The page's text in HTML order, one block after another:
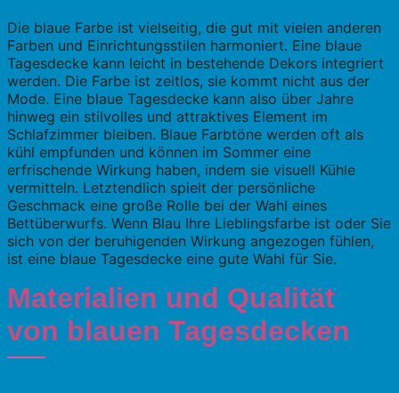
Die blaue Farbe ist vielseitig, die gut mit vielen anderen
Farben und Einrichtungsstilen harmoniert. Eine blaue
Tagesdecke kann leicht in bestehende Dekors integriert
werden. Die Farbe ist zeitlos, sie kommt nicht aus der
Mode. Eine blaue Tagesdecke kann also über Jahre
hinweg ein stilvolles und attraktives Element im
Schlafzimmer bleiben. Blaue Farbtöne werden oft als
kühl empfunden und können im Sommer eine
erfrischende Wirkung haben, indem sie visuell Kühle
vermitteln. Letztendlich spielt der persönliche
Geschmack eine große Rolle bei der Wahl eines
Bettüberwurfs. Wenn Blau Ihre Lieblingsfarbe ist oder Sie
sich von der beruhigenden Wirkung angezogen fühlen,
ist eine blaue Tagesdecke eine gute Wahl für Sie.
Materialien und Qualität
von blauen Tagesdecken